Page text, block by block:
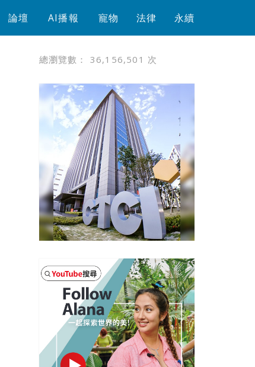
論壇 AI播報 寵物 法律 永續
總瀏覽數： 36,156,501 次